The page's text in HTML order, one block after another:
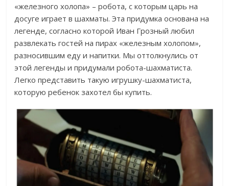
«железного холопа» – робота, с которым царь на
досуге играет в шахматы. Эта придумка основана на
легенде, согласно которой Иван Грозный любил
развлекать гостей на пирах «железным холопом»,
разносившим еду и напитки. Мы оттолкнулись от
этой легенды и придумали робота-шахматиста.
Легко представить такую игрушку-шахматиста,
которую ребенок захотел бы купить.